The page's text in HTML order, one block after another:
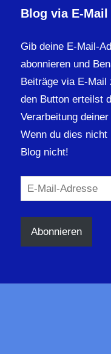
Blog via E-
Gib deine E-Mail-
abonnieren und
Beiträge via E-
den Button erteilst
Verarbeitung
Wenn du dies nicht
Blog nicht!
E-
Mail-
Adresse
Abonnieren